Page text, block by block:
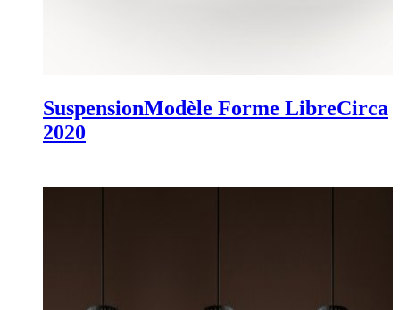
SuspensionModèle Forme LibreCirca
2020